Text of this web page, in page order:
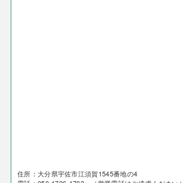
住所：大分県宇佐市江須賀1545番地の4